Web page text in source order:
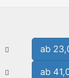
ab
ab